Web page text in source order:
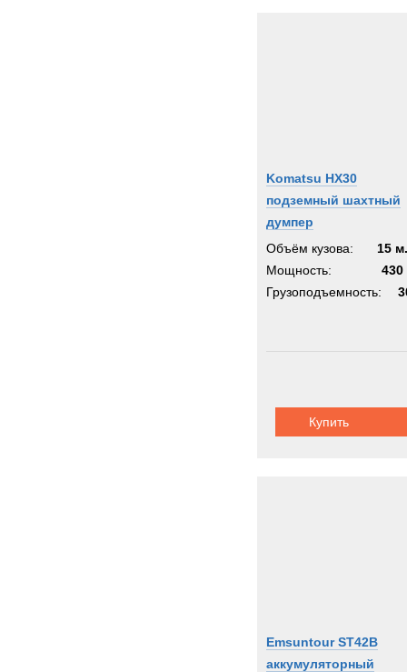
Komatsu HX30
подземный шахтный
думпер
Объём кузова:
15
Мощность:
430
Грузоподъемность:
Купить
Emsuntour ST42B
аккумуляторный